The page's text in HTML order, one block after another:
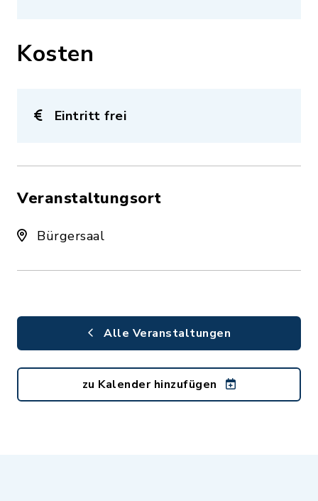
Kosten
Eintritt frei
Veranstaltungsort
Bürgersaal
Alle Veranstaltungen
zu Kalender hinzufügen